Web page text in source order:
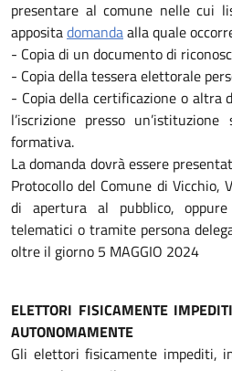
presentare al comune nelle cui
appositadomandaalla quale
- Copia di un documento di
- Copia della tessera elettorale
- Copia della certificazione o altra
l’iscrizione presso
formativa.
La domanda dovrà essere
Protocollo del Comune di
di apertura al pubblico,
telematici o tramite persona
oltre il giorno 5 MAGGIO 2024
ELETTORI FISICAMENTE
AUTONOMAMENTE
Gli elettori fisicamente impediti,